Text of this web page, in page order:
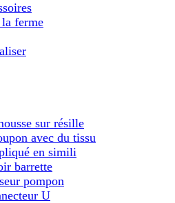
ferme
sur résille
avec du tissu
en simili
barrette
pompon
U